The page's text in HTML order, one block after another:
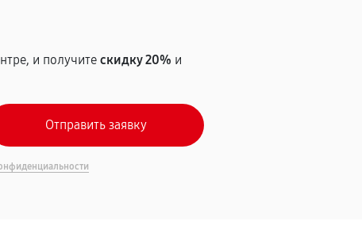
и получитескидку 20% и